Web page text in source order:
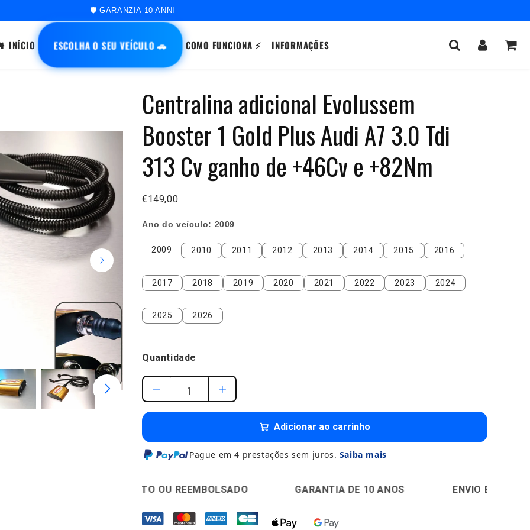
🛡️ GARANZIA 10 ANNI
INÍCIO ESCOLHA O SEU VEÍCULO 🚗 COMO FUNCIONA ⚡ INFORMAÇÕES
Centralina adicional Evolussem
Booster 1 Gold Plus Audi A7 3.0 Tdi
313 Cv ganho de +46Cv e +82Nm
€149,00
Ano do veículo: 2009
2009
2009 2010
2010 2011
2011 2012
2012 2013
2013 2014
2014 2015
2015 2016
2016
2017
2017 2018
2018 2019
2019 2020
2020 2021
2021 2022
2022 2023
2023 2024
2024
2025
2025 2026
2026
Quantidade
Adicionar ao carrinho
Pague em 4 prestações sem juros. Saiba mais
DIAS SATISFEITO OU REEMBOLSADO 🛡️GARANTIA DE 10 ANOS 🚚ENVIO EM 24H 🔒